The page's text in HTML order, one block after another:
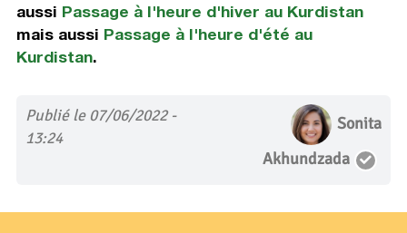
aussi Passage à l'heure d'hiver au Kurdistan
mais aussi Passage à l'heure d'été au
Kurdistan.
Publié le 07/06/2022 -
13:24
Sonita
Akhundzada